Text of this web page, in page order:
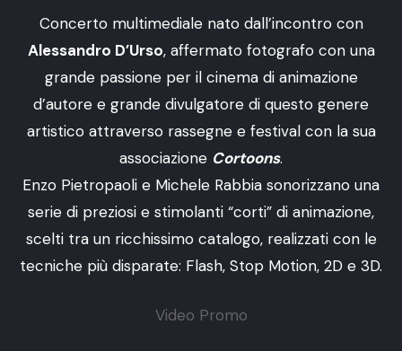
Concerto multimediale nato dall’incontro con
Alessandro D’Urso, affermato fotografo con una
grande passione per il cinema di animazione
d’autore e grande divulgatore di questo genere
artistico attraverso rassegne e festival con la sua
associazione Cortoons.
Enzo Pietropaoli e Michele Rabbia sonorizzano una
serie di preziosi e stimolanti “corti” di animazione,
scelti tra un ricchissimo catalogo, realizzati con le
tecniche più disparate: Flash, Stop Motion, 2D e 3D.
Video Promo